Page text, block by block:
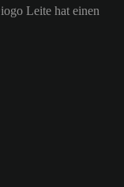
Leite hat einen